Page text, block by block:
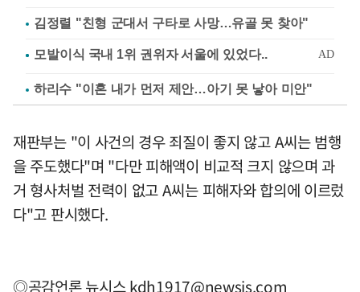
김정렬 "친형 군대서 구타로 사망…유골 못 찾아"
하리수 "이혼 내가 먼저 제안…아기 못 낳아 미안"
재판부는 "이 사건의 경우 죄질이 좋지 않고 A씨는 범행
을 주도했다"며 "다만 피해액이 비교적 크지 않으며 과
거 형사처벌 전력이 없고 A씨는 피해자와 합의에 이르렀
다"고 판시했다.
◎공감언론 뉴시스kdh1917@newsis.com